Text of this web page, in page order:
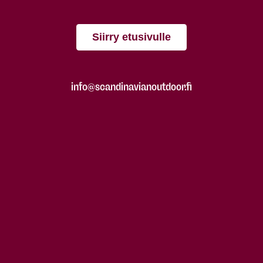
Siirry etusivulle
info@scandinavianoutdoor.fi